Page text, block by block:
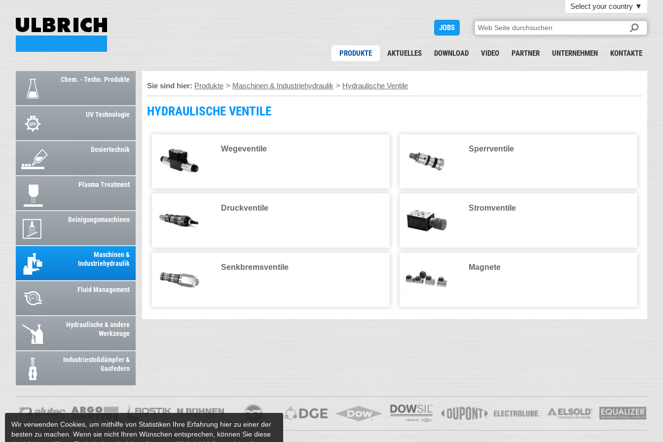
Select your country ▼
JOBS
PRODUKTE AKTUELLES DOWNLOAD VIDEO PARTNER UNTERNEHMEN KONTAKTE
Chem. - Techn. Produkte
UV Technologie
Dosiertechnik
Plasma Treatment
Reinigungsmaschinen
Maschinen &
Industriehydraulik
Fluid Management
Hydraulische & andere
Werkzeuge
Industriestoßdämpfer &
Gasfedern
Sie sind hier: Produkte > Maschinen & Industriehydraulik > Hydraulische Ventile
HYDRAULISCHE VENTILE
Wegeventile Sperrventile
Druckventile Stromventile
Senkbremsventile Magnete
Wir verwenden Cookies, um mithilfe von Statistiken Ihre Erfahrung hier zu einer der
besten zu machen. Wenn sie nicht Ihren Wünschen entsprechen, können Sie diese